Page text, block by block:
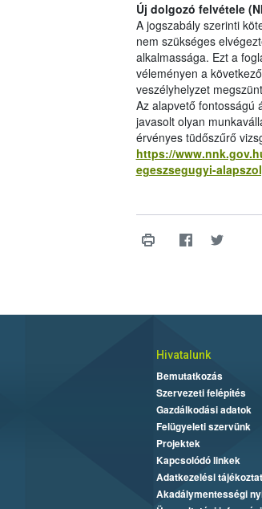
Új dolgozó felvétele
A jogszabály szerinti
nem szükséges
alkalmassága. Ezt a
véleményen a
veszélyhelyzet
Az alapvető fontosságú
javasolt olyan
érvényes tüdőszűrő
https://
egeszsegugyi-
Hivatalunk
Bemutatkozás
Szervezeti felépítés
Gazdálkodási adatok
Felügyeleti szervünk
Projektek
Kapcsolódó linkek
Adatkezelési
Akadálymentességi